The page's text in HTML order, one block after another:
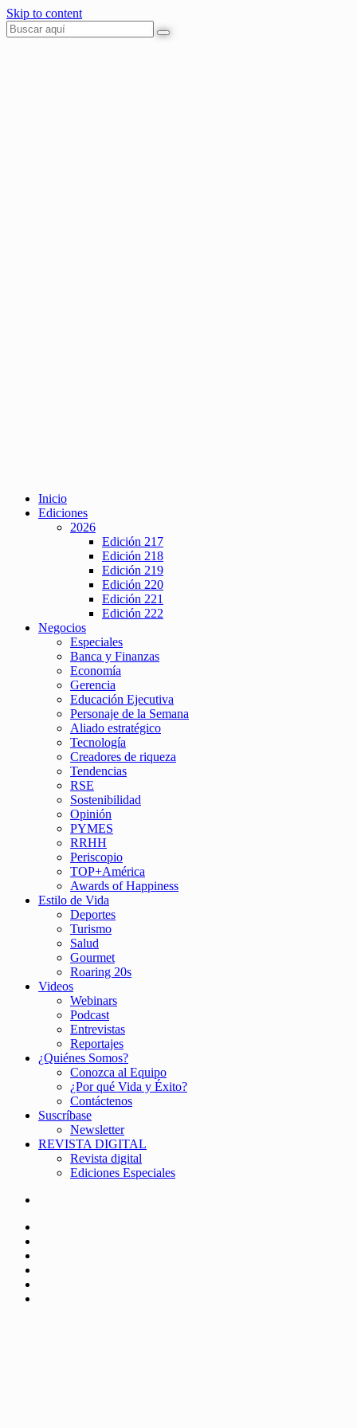
Skip to content
Inicio
Ediciones
2026
Edición 217
Edición 218
Edición 219
Edición 220
Edición 221
Edición 222
Negocios
Especiales
Banca y Finanzas
Economía
Gerencia
Educación Ejecutiva
Personaje de la Semana
Aliado estratégico
Tecnología
Creadores de riqueza
Tendencias
RSE
Sostenibilidad
Opinión
PYMES
RRHH
Periscopio
TOP+América
Awards of Happiness
Estilo de Vida
Deportes
Turismo
Salud
Gourmet
Roaring 20s
Videos
Webinars
Podcast
Entrevistas
Reportajes
¿Quiénes Somos?
Conozca al Equipo
¿Por qué Vida y Éxito?
Contáctenos
Suscríbase
Newsletter
REVISTA DIGITAL
Revista digital
Ediciones Especiales